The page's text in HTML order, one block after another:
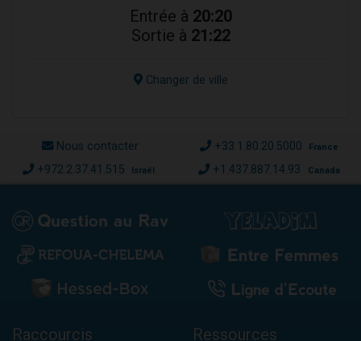
Entrée à 20:20
Sortie à 21:22
Changer de ville
Nous contacter +33.1.80.20.5000 France
+972.2.37.41.515 Israël +1.437.887.14.93 Canada
Raccourcis Ressources